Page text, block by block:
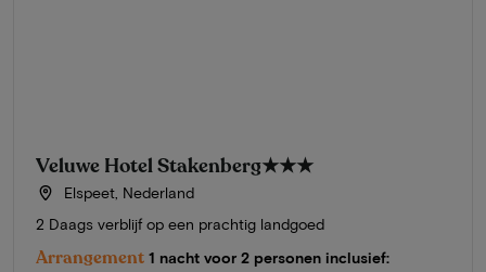
Veluwe Hotel Stakenberg★★★
Elspeet, Nederland
2 Daags verblijf op een prachtig landgoed
Arrangement 1 nacht voor 2 personen inclusief: